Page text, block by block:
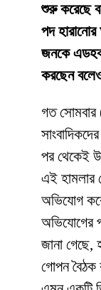
শুরু করেছে
পদ
জনকে এডহক
করছেন
​গত সোমবার
পর থেকেই
এই হামলার
অভিযোগ
অভিযোগের
জানা গেছে,
গোপন বৈঠক